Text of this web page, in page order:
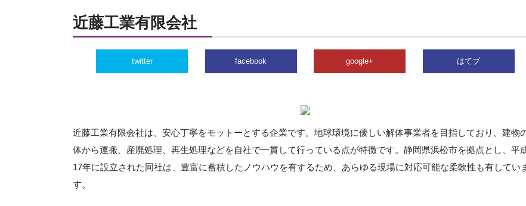
近藤工業有限会社
twitter facebook google+ はてブ
近藤工業有限会社は、安心丁寧をモットーとする企業です。地球環境に優しい解体事業者を目指しており、建物
体から運搬、産廃処理、再生処理などを自社で一貫して行っている点が特徴です。静岡県浜松市を拠点とし、平
17年に設立された同社は、豊富に蓄積したノウハウを有するため、あらゆる現場に対応可能な柔軟性も有してい
す。